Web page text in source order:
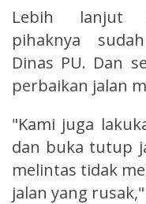
Lebih lanjut
pihaknya
Dinas PU. Dan
perbaikan jalan
"Kami juga
dan buka tutup
melintas tidak
jalan yang